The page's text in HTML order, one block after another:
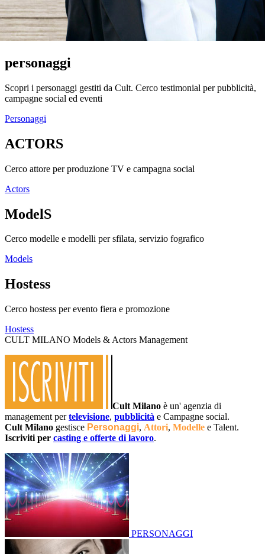
personaggi
Scopri i personaggi gestiti da Cult. Cerco testimonial per pubblicità,
campagne social ed eventi
Personaggi
ACTORS
Cerco attore per produzione TV e campagna social
Actors
ModelS
Cerco modelle e modelli per sfilata, servizio fografico
Models
Hostess
Cerco hostess per evento fiera e promozione
Hostess
CULT MILANO Models & Actors Management
Cult Milano è un' agenzia di
management pertelevisione, pubblicità e Campagne social.
Cult Milano gestisce Personaggi, Attori, Modelle e Talent.
Iscriviti per casting e offerte di lavoro.
PERSONAGGI